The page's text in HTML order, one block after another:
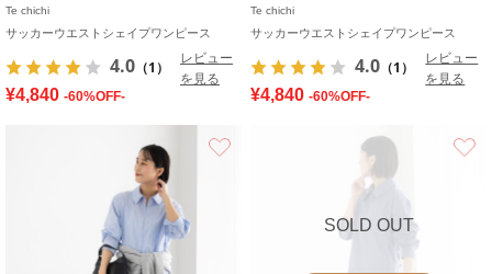
Te chichi
サッカーウエストシェイプワンピース
4.0 （1）
レビュー
を見る
¥4,840 -60%OFF-
Te chichi
サッカーウエストシェイプワンピース
4.0 （1）
レビュー
を見る
¥4,840 -60%OFF-
SOLD OUT